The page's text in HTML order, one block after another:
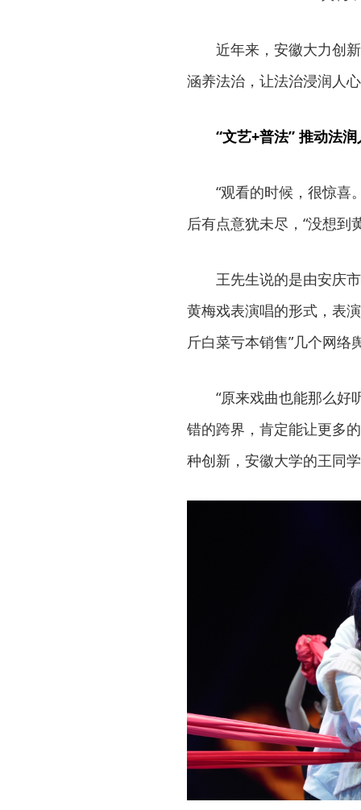
近年来，安徽大力创
涵养法治，让法治浸润人
“文艺+普法” 推动法
“观看的时候，很惊喜
后有点意犹未尽，“没想到
王先生说的是由安庆
黄梅戏表演唱的形式，表
斤白菜亏本销售”几个网
“原来戏曲也能那么好
错的跨界，肯定能让更多
种创新，安徽大学的王同